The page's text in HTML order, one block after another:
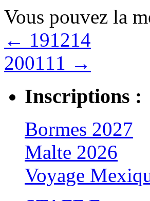
Vous pouvez la
← 191214
200111 →
Inscriptions :
Bormes 2027
Malte 2026
Voyage